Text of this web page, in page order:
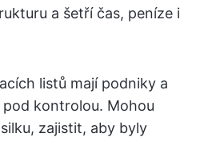
a šetří čas, peníze i
listů mají podniky a
kontrolou. Mohou
zajistit, aby byly